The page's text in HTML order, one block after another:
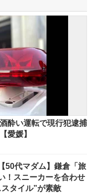
酔い運転で現行犯逮捕
愛媛】
50代マダム】鎌倉「旅
！スニーカーを合わせ
タイル”が素敵